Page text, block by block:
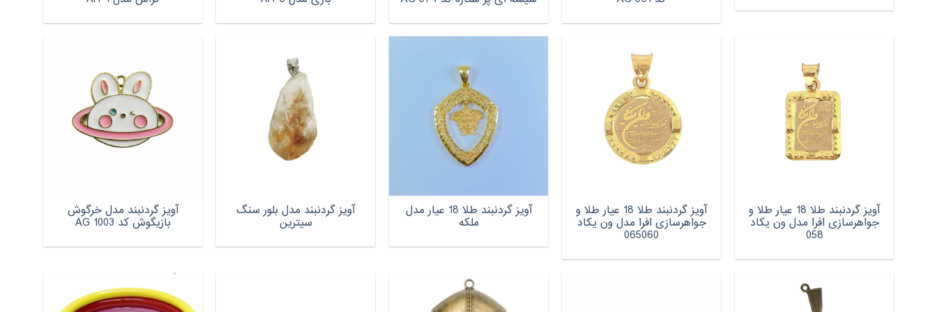
آویز گردنبند طلا 18 عیار طلا و
جواهرسازی افرا مدل ون یکاد
058
آویز گردنبند طلا 18 عیار طلا و
جواهرسازی افرا مدل ون یکاد
065060
آویز گردنبند طلا 18 عیار مدل
ملکه
آویز گردنبند مدل بلور سنگ
سیترین
آویز گردنبند مدل خرگوش
بازیگوش کد AG 1003